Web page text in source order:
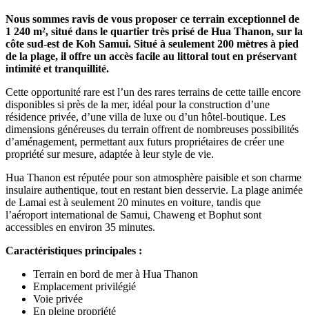
Nous sommes ravis de vous proposer ce terrain exceptionnel de
1 240 m², situé dans le quartier très prisé de Hua Thanon, sur la
côte sud-est de Koh Samui. Situé à seulement 200 mètres à pied
de la plage, il offre un accès facile au littoral tout en préservant
intimité et tranquillité.
Cette opportunité rare est l’un des rares terrains de cette taille encore
disponibles si près de la mer, idéal pour la construction d’une
résidence privée, d’une villa de luxe ou d’un hôtel-boutique. Les
dimensions généreuses du terrain offrent de nombreuses possibilités
d’aménagement, permettant aux futurs propriétaires de créer une
propriété sur mesure, adaptée à leur style de vie.
Hua Thanon est réputée pour son atmosphère paisible et son charme
insulaire authentique, tout en restant bien desservie. La plage animée
de Lamai est à seulement 20 minutes en voiture, tandis que
l’aéroport international de Samui, Chaweng et Bophut sont
accessibles en environ 35 minutes.
Caractéristiques principales :
Terrain en bord de mer à Hua Thanon
Emplacement privilégié
Voie privée
En pleine propriété